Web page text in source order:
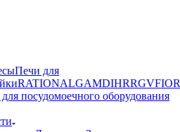
Печи для
RATIONALGAMDIHRRGV
посудомоечного оборудования